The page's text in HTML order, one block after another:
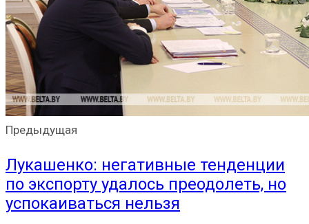
Предыдущая
Лукашенко: негативные тенденции
по экспорту удалось преодолеть, но
успокаиваться нельзя